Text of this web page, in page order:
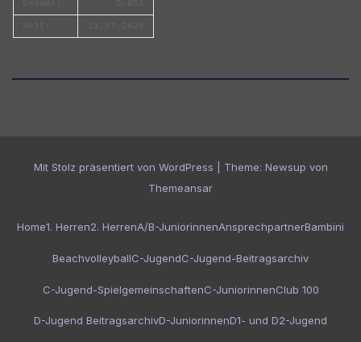
Mit Stolz präsentiert von WordPress Theme: Newsup von
Themeansar
Home1. Herren2. HerrenA/B-JuniorinnenAnsprechpartnerBambini
BeachvolleyballC-JugendC-Jugend-Beitragsarchiv
C-Jugend-SpielgemeinschaftenC-JuniorinnenClub 100
D-Jugend BeitragsarchivD-JuniorinnenD1- und D2-Jugend